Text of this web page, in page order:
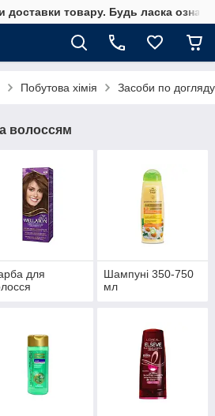
доставки товару. Будь ласка
Побутова хімія Засоби по
волоссям
для
Шампуні 350-750
мл